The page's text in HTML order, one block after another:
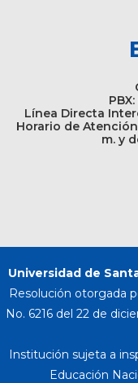
Línea Directa
Horario de
m. y
Universidad de
Resolución otorgada
No. 6216 del 22 de
Institución sujeta a
Educación